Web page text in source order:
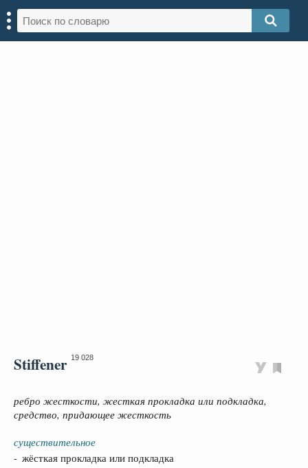
Stiffener 19 028
ребро жесткости, жесткая прокладка или подкладка,
средство, придающее жесткость
существительное
- жёсткая прокладка или подкладка